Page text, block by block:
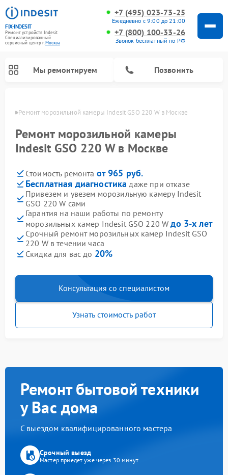
FIX-INDESIT
Ремонт устройств Indesit
Специализированный
cервисный центр г.Москва
+7 (495) 023-73-25
Ежедневно с 9:00 до 21:00
+7 (800) 100-33-26
Звонок бесплатный по РФ
Мы ремонтируем Позвонить
Ремонт морозильной камеры Indesit GSO 220 W в Москве
Ремонт морозильной камеры
Indesit GSO 220 W в Москве
Стоимость ремонта от 965 руб.
Бесплатная диагностика даже при отказе
Привезем и увезем морозильную камеру Indesit
GSO 220 W сами
Гарантия на наши работы по ремонту
морозильных камер Indesit GSO 220 Wдо 3-х лет
Срочный ремонт морозильных камер Indesit GSO
220 W в течении часа
Скидка для вас до 20%
Консультация со специалистом
Узнать стоимость работ
Ремонт бытовой техники
у Вас дома
С выездом квалифицированного мастера
Срочный выезд
Мастер приедет уже через 30 минут